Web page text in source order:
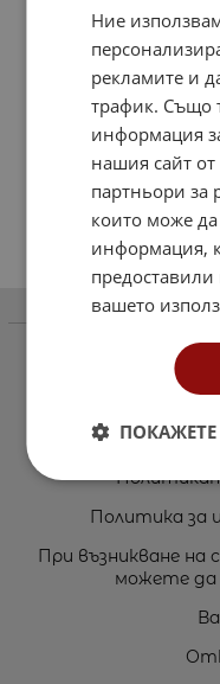
Общи
Политика за
При възникване на
можете да
Ние
рекламите и
трафик. Също
информация
нашия сайт
партньори за
които може
информация,
вашето